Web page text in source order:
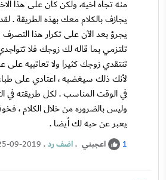
منه تجاه أخيه، ولكن كان على هذا
يجازف بالكلام معك بهذه الطريقة .
يجرؤ بعد الآن على تكرار هذا
تلتزمي بما قاله لك زوجك فلا
تنتقدي زوجك كثيرا ولا تعاتبيه
لأنك ذلك سيغضبه ، اعتادي على
في الوقت المناسب . لكل طريقته في
وليس بالضروره من خلال الكلام ،
يعبر عن حبه لك أيضا .
1 اعجبني .اضف رد.
09-2019